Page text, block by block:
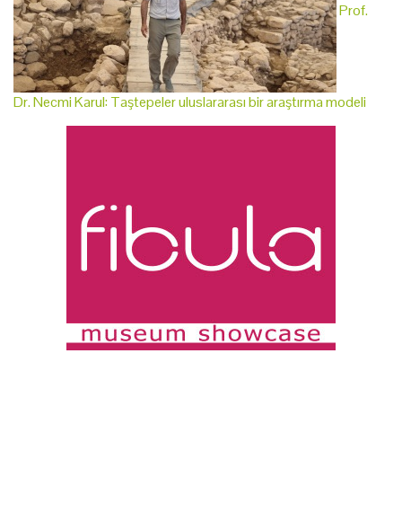
Prof.
Dr. Necmi Karul: Taştepeler uluslararası bir araştırma modeli